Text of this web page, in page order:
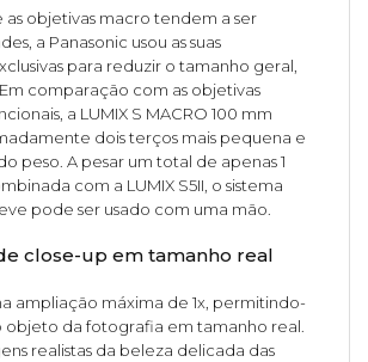
as objetivas macro tendem a ser
a Panasonic usou as suas
para reduzir o tamanho geral,
comparação com as objetivas
a LUMIX S MACRO 100 mm
dois terços mais pequena e
peso. A pesar um total de apenas 1
com a LUMIX S5II, o sistema
pode ser usado com uma mão.
close-up em tamanho real
ampliação máxima de 1x, permitindo-
objeto da fotografia em tamanho real.
realistas da beleza delicada das